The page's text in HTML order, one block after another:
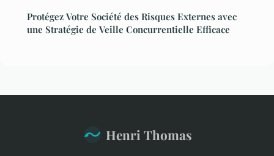
Protégez Votre Société des Risques Externes avec
une Stratégie de Veille Concurrentielle Efficace
Henri Thomas